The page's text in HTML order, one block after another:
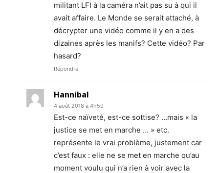
militant LFI à la caméra n’ait pas su à qui il
avait affaire. Le Monde se serait attaché, à
décrypter une vidéo comme il y en a des
dizaines après les manifs? Cette vidéo? Par
hasard?
Répondre
Hannibal
4 août 2018 à 4h59
Est-ce naïveté, est-ce sottise? …mais « la
justice se met en marche … » etc.
représente le vrai problème, justement car
c’est faux : elle ne se met en marche qu’au
moment voulu qui n’a rien à voir avec la